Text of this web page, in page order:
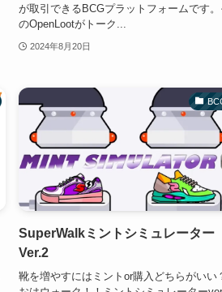
が取引できるBCGプラットフォームです。
のOpenLootがトーク...
2024年8月20日
SuperWalkミントシミュレーター
Ver.2
靴を増やすにはミントor購入どちらがいい